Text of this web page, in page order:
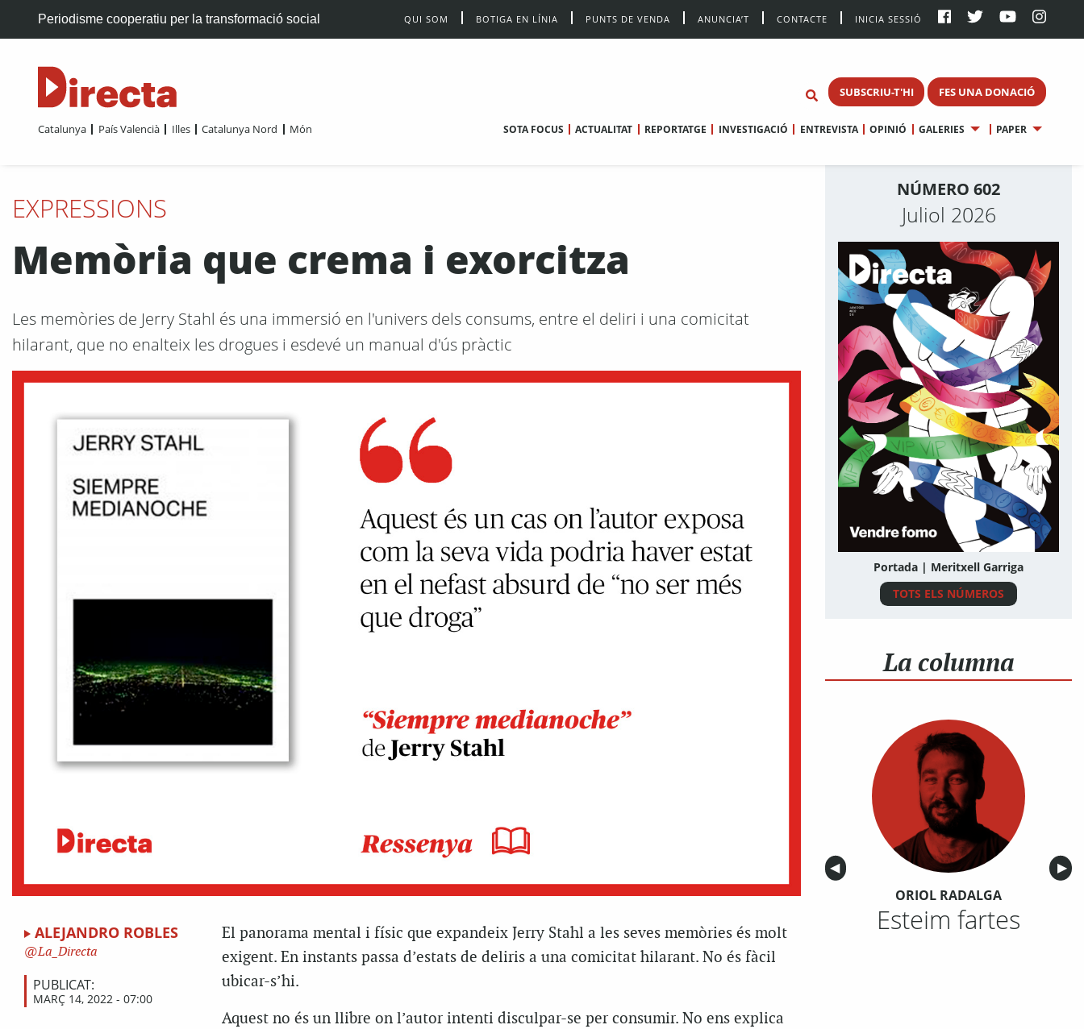
Periodisme cooperatiu per la transformació social QUI SOM BOTIGA EN LÍNIA PUNTS DE VENDA ANUNCIA’T CONTACTE INICIA SESSIÓ
SUBSCRIU-T'HI FES UNA DONACIÓ
Catalunya País Valencià Illes Catalunya Nord Món SOTA FOCUS ACTUALITAT REPORTATGE INVESTIGACIÓ ENTREVISTA OPINIÓ GALERIES PAPER
EXPRESSIONS
Memòria que crema i exorcitza
Les memòries de Jerry Stahl és una immersió en l'univers dels consums, entre el deliri i una comicitat
hilarant, que no enalteix les drogues i esdevé un manual d'ús pràctic
ALEJANDRO ROBLES
La_Directa
PUBLICAT:
MARÇ 14, 2022 - 07:00
El panorama mental i físic que expandeix Jerry Stahl a les seves memòries és molt
exigent. En instants passa d’estats de deliris a una comicitat hilarant. No és fàcil
ubicar-s’hi.
Aquest no és un llibre on l’autor intenti disculpar-se per consumir. No ens explica
NÚMERO 602
Juliol 2026
Portada | Meritxell Garriga
TOTS ELS NÚMEROS
La columna
Anterior
◀︎ ▶︎
ORIOL RADALGA
Esteim fartes